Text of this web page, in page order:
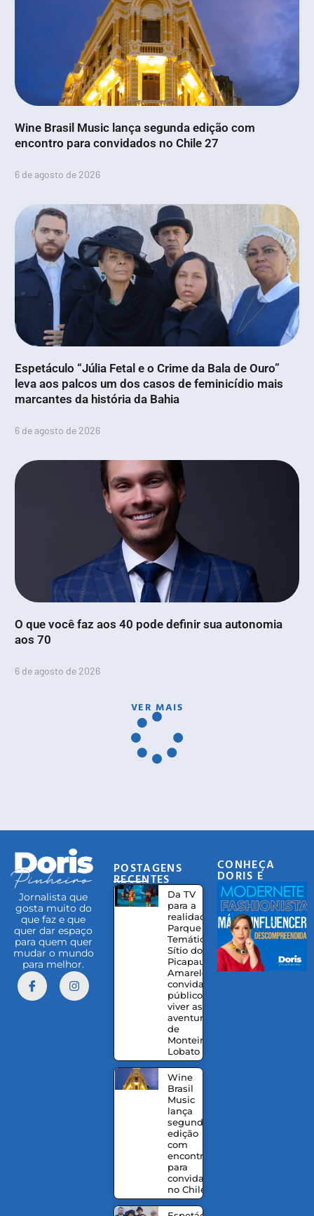
Wine Brasil Music lança segunda edição com
encontro para convidados no Chile 27
6 de agosto de 2026
Espetáculo “Júlia Fetal e o Crime da Bala de Ouro”
leva aos palcos um dos casos de feminicídio mais
marcantes da história da Bahia
6 de agosto de 2026
O que você faz aos 40 pode definir sua autonomia
aos 70
6 de agosto de 2026
VER MAIS
Jornalista que
gosta muito do
que faz e que
quer dar espaço
para quem quer
mudar o mundo
para melhor.
POSTAGENS
RECENTES
Da TV
para a
realidade:
Parque
Temático
Sítio do
Picapau
Amarelo
convida o
público a
viver as
aventuras
de
Monteiro
Lobato
Wine
Brasil
Music
lança
segunda
edição
com
encontro
para
convidados
no Chile 27
CONHEÇA
DORIS E
EQUIPE